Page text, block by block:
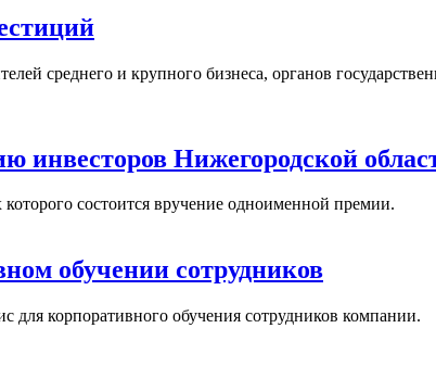
среднего и крупного бизнеса, органов
Нижегородской
состоится вручение одноименной премии.
обучении сотрудников
для корпоративного обучения сотрудников компании.